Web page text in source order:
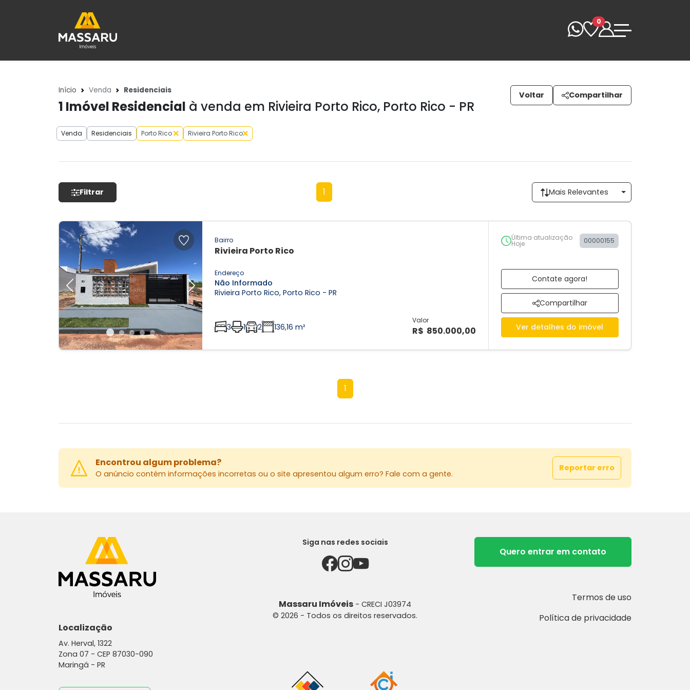
0
Início Venda Residenciais
1 Imóvel Residencial à venda em Rivieira Porto Rico, Porto Rico - PR
Voltar Compartilhar
Venda Residenciais Porto Rico Rivieira Porto Rico
Filtrar 1 Mais Relevantes
Previous Next
Bairro
Rivieira Porto Rico
Endereço
Não Informado
Rivieira Porto Rico, Porto Rico - PR
3 1 2 136,16 m²
Valor
R$ 850.000,00
Última atualização
Hoje 00000155
Contate agora!
Compartilhar
Ver detalhes do imóvel
1
Encontrou algum problema?
O anúncio contém informações incorretas ou o site apresentou algum erro? Fale com a gente.
Reportar erro
Localização
Av. Herval, 1322
Zona 07 - CEP 87030-090
Maringá - PR
Siga nas redes sociais
Massaru Imóveis - CRECI J03974
© 2026 - Todos os direitos reservados.
Quero entrar em contato
Termos de uso
Política de privacidade